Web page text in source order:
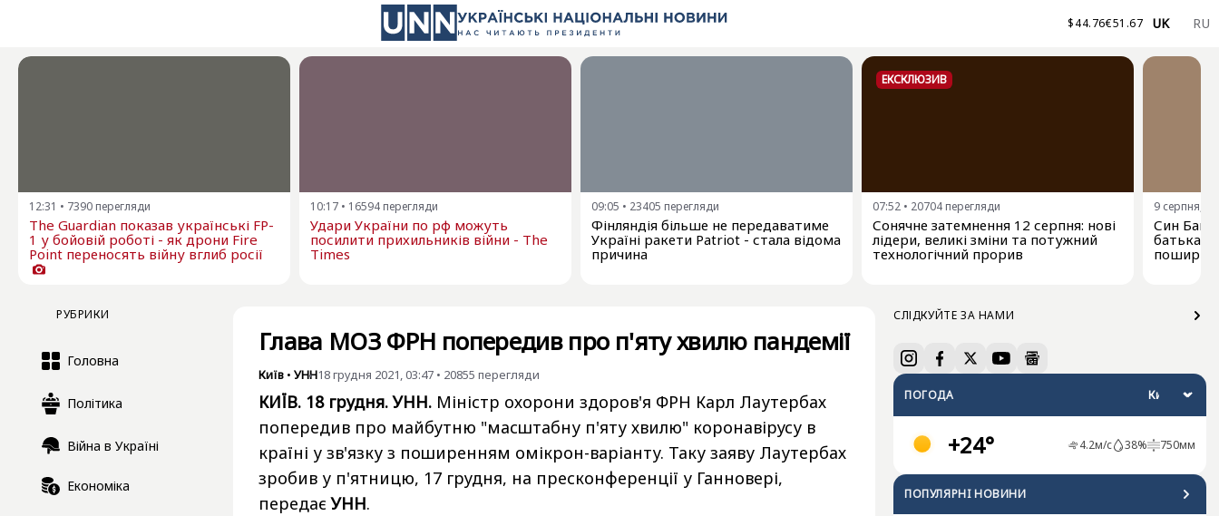
$44.76€51.67 UK RU
12:31 • 7390 перегляди
The Guardian показав українські FP-
1 у бойовій роботі - як дрони Fire
Point переносять війну вглиб росії
10:17 • 16594 перегляди
Удари України по рф можуть
посилити прихильників війни - The
Times
09:05 • 23405 перегляди
Фінляндія більше не передаватиме
Україні ракети Patriot - стала відома
причина
ЕКСКЛЮЗИВ
07:52 • 20704 перегляди
Сонячне затемнення 12 серпня: нові
лідери, великі зміни та потужний
технологічний прорив
9 серпня,
Син
батька-
РУБРИКИ
Головна
Політика
Війна в Україні
Економіка
СЛІДКУЙТЕ ЗА НАМИ
ПОГОДА
+24° 4.2м/с 38% 750мм
ПОПУЛЯРНI НОВИНИ
Глава МОЗ ФРН попередив про п'яту хвилю пандемії
Київ • УНН18 грудня 2021, 03:47 • 20855 перегляди
КИЇВ. 18 грудня. УНН. Міністр охорони здоров'я ФРН Карл Лаутербах
попередив про майбутню "масштабну п'яту хвилю" коронавірусу в
країні у зв'язку з поширенням омікрон-варіанту. Таку заяву Лаутербах
зробив у п'ятницю, 17 грудня, на пресконференції у Ганновері,
передаєУНН.